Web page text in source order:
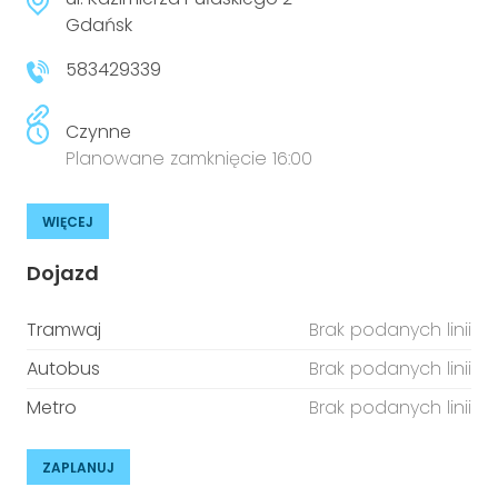
niepełnosprawnościami
Prawo
Prawa osób z niepełnosprawnościami
Urządzenia IoT
Gdańsk
583429339
Czynne
Planowane zamknięcie 16:00
WIĘCEJ
Dojazd
Tramwaj
Brak podanych linii
Autobus
Brak podanych linii
Metro
Brak podanych linii
ZAPLANUJ